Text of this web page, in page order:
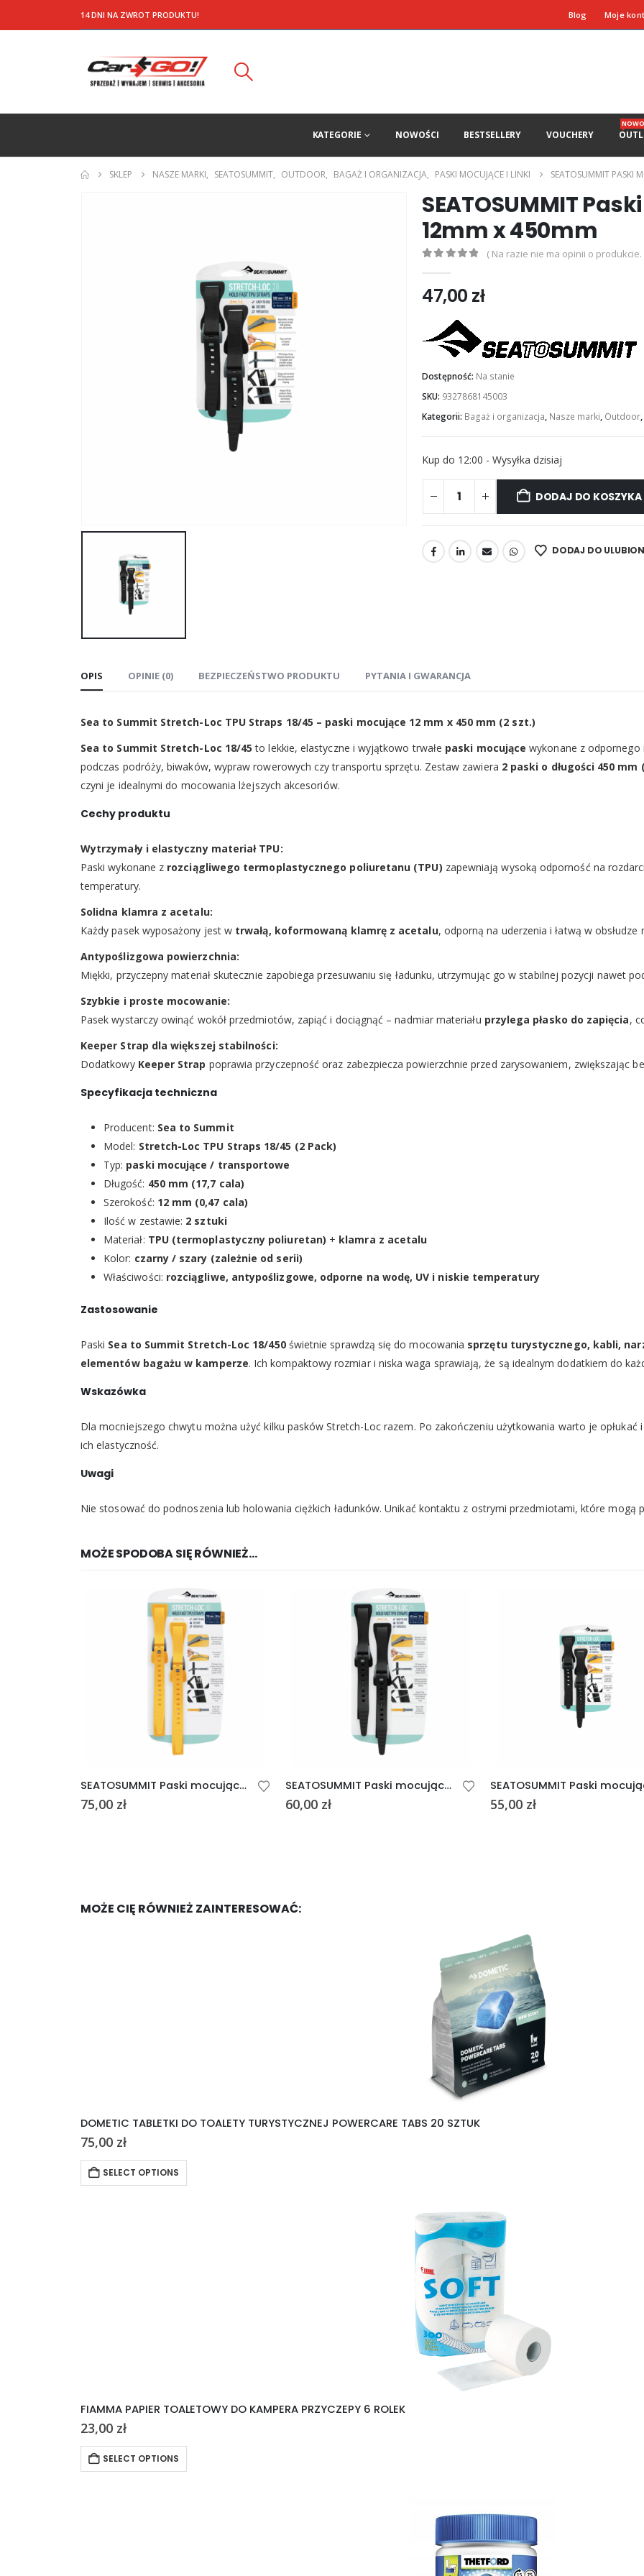
14 DNI NA ZWROT PRODUKTU! Blog Moje
KATEGORIE NOWOŚCI BESTSELLERY VOUCHERY
SKLEP NASZE MARKI, SEATOSUMMIT, OUTDOOR, BAGAŻ I ORGANIZACJA, PASKI MOCUJĄCE I LINKI SEATOSUMMIT PASKI
SEATOSUMMIT
12mm x 450mm
( Na razie nie ma opinii o produkcie.
47,00 zł
Dostępność: Na stanie
SKU: 9327868145003
Kategorii: Bagaż i organizacja, Nasze marki, Outdoor,
Kup do 12:00 - Wysyłka dzisiaj
DODAJ DO KOSZYKA
DODAJ DO
OPIS OPINIE (0) BEZPIECZEŃSTWO PRODUKTU PYTANIA I GWARANCJA
Sea to Summit Stretch-Loc TPU Straps 18/45 – paski mocujące 12 mm x 450 mm (2 szt.)
Sea to Summit Stretch-Loc 18/45 to lekkie, elastyczne i wyjątkowo trwałe paski mocujące wykonane z odpornego
podczas podróży, biwaków, wypraw rowerowych czy transportu sprzętu. Zestaw zawiera 2 paski o długości 450 mm
czyni je idealnymi do mocowania lżejszych akcesoriów.
Cechy produktu
Wytrzymały i elastyczny materiał TPU:
Paski wykonane z rozciągliwego termoplastycznego poliuretanu (TPU) zapewniają wysoką odporność na
temperatury.
Solidna klamra z acetalu:
Każdy pasek wyposażony jest w trwałą, koformowaną klamrę z acetalu, odporną na uderzenia i łatwą w obsłudze
Antypoślizgowa powierzchnia:
Miękki, przyczepny materiał skutecznie zapobiega przesuwaniu się ładunku, utrzymując go w stabilnej pozycji nawet
Szybkie i proste mocowanie:
Pasek wystarczy owinąć wokół przedmiotów, zapiąć i dociągnąć – nadmiar materiału przylega płasko do zapięcia,
Keeper Strap dla większej stabilności:
Dodatkowy Keeper Strap poprawia przyczepność oraz zabezpiecza powierzchnie przed zarysowaniem, zwiększając
Specyfikacja techniczna
Producent: Sea to Summit
Model: Stretch-Loc TPU Straps 18/45 (2 Pack)
Typ: paski mocujące / transportowe
Długość: 450 mm (17,7 cala)
Szerokość: 12 mm (0,47 cala)
Ilość w zestawie: 2 sztuki
Materiał: TPU (termoplastyczny poliuretan) + klamra z acetalu
Kolor: czarny / szary (zależnie od serii)
Właściwości: rozciągliwe, antypoślizgowe, odporne na wodę, UV i niskie temperatury
Zastosowanie
Paski Sea to Summit Stretch-Loc 18/450świetnie sprawdzą się do mocowania sprzętu turystycznego, kabli,
elementów bagażu w kamperze. Ich kompaktowy rozmiar i niska waga sprawiają, że są idealnym dodatkiem do
Wskazówka
Dla mocniejszego chwytu można użyć kilku pasków Stretch-Loc razem. Po zakończeniu użytkowania warto je
ich elastyczność.
Uwagi
Nie stosować do podnoszenia lub holowania ciężkich ładunków. Unikać kontaktu z ostrymi przedmiotami, które mogą
MOŻE SPODOBA SIĘ RÓWNIEŻ…
SEATOSUMMIT Paski mocujące 30/75 Żółte 20mm x 750mm
75,00 zł
SEATOSUMMIT Paski mocujące Czarne 25/62 20mm x 625mm 2 szt.
60,00 zł 55,00 zł
MOŻE CIĘ RÓWNIEŻ ZAINTERESOWAĆ:
DOMETIC TABLETKI DO TOALETY TURYSTYCZNEJ POWERCARE TABS 20 SZTUK
75,00 zł
SELECT OPTIONS
FIAMMA PAPIER TOALETOWY DO KAMPERA PRZYCZEPY 6 ROLEK
23,00 zł
SELECT OPTIONS